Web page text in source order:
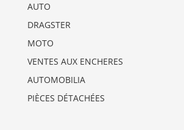
AUTO
DRAGSTER
MOTO
VENTES AUX ENCHERES
AUTOMOBILIA
PIÈCES DÉTACHÉES